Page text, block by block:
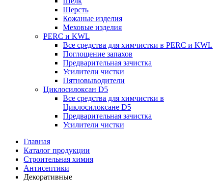
Шерсть
Кожаные изделия
Меховые изделия
PERC и KWL
Все средства для химчистки в PERC и KWL
Поглощение запахов
Предварительная зачистка
Усилители чистки
Пятновыводители
Циклосилоксан D5
Все средства для химчистки в
Циклосилоксане D5
Предварительная зачистка
Усилители чистки
Главная
Каталог продукции
Строительная химия
Антисептики
Декоративные